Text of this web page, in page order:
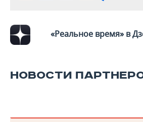
«Реальное время» в
НОВОСТИ